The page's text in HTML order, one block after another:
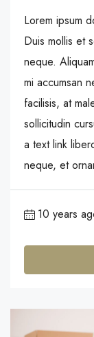
Lorem ipsum
Duis mollis et
neque.
mi accumsan
facilisis, at
sollicitudin
a text link
neque, et
10 years